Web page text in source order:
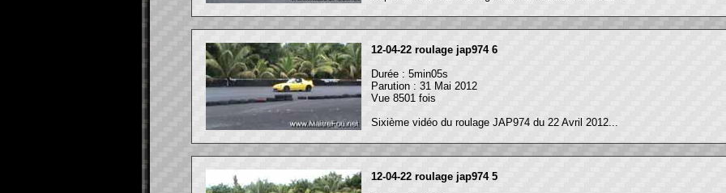
12-04-22 roulage jap974 6
Durée : 5min05s
Parution : 31 Mai 2012
Vue 8501 fois
Sixième vidéo du roulage JAP974 du 22 Avril 2012...
12-04-22 roulage jap974 5